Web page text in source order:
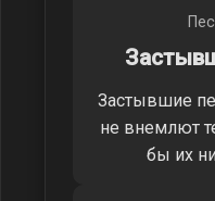
Застывшие
не внемлют
бы их